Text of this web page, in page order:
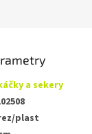
a sekery
plast